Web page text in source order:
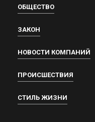
ОБЩЕСТВО
ЗАКОН
НОВОСТИ КОМПАНИЙ
ПРОИСШЕСТВИЯ
СТИЛЬ ЖИЗНИ